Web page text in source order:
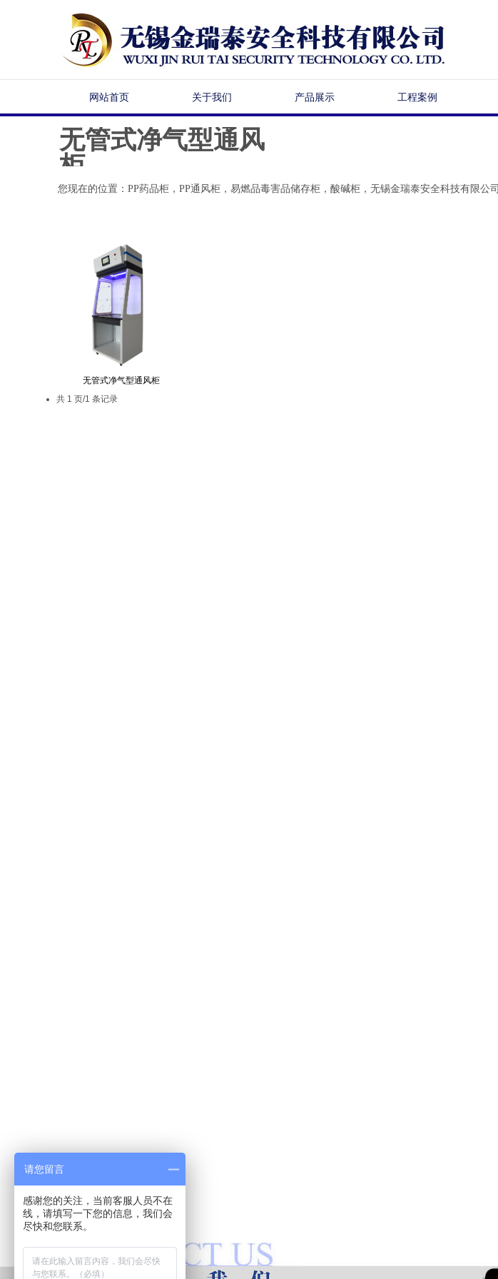
网站首页 关于我们 产品展示 工程案例
幻灯片
您现在的位置： PP药品柜，PP通风柜，易燃品毒害品储存柜，酸碱柜，无锡金瑞泰安全科技有限公司
无管式净气型通风
柜
无管式净气型通风柜
共 1 页/1 条记录
请您留言
感谢您的关注，当前客服人员不在
线，请填写一下您的信息，我们会
尽快和您联系。